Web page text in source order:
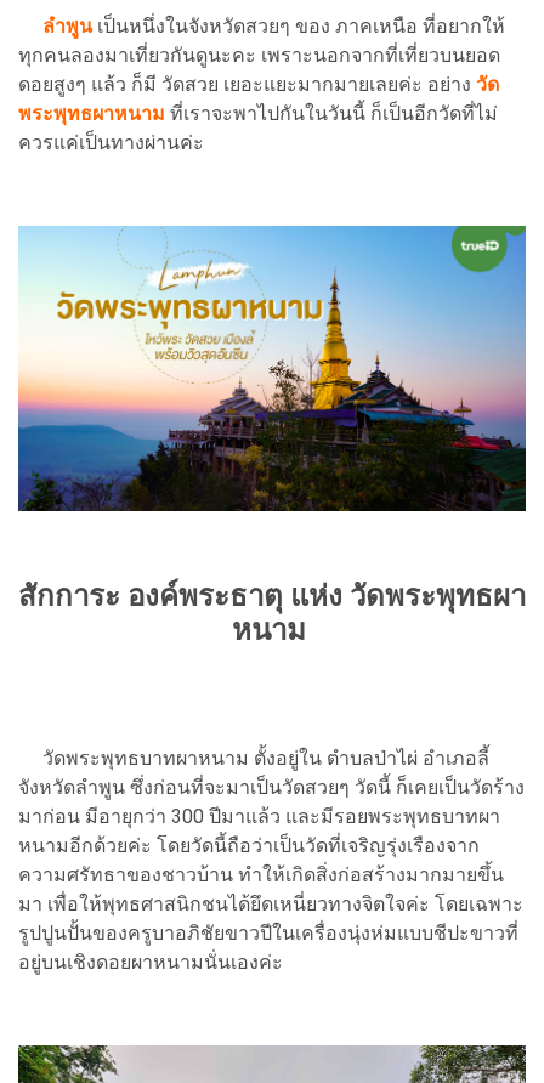
ลำพูนเป็นหนึ่งในจังหวัดสวยๆ ของ ภาคเหนือ ที่อยากให้
ทุกคนลองมาเที่ยวกันดูนะคะ เพราะนอกจากที่เที่ยวบนยอด
ดอยสูงๆ แล้ว ก็มี วัดสวย เยอะแยะมากมายเลยค่ะ อย่าง วัด
พระพุทธผาหนาม ที่เราจะพาไปกันในวันนี้ ก็เป็นอีกวัดที่ไม่
ควรแค่เป็นทางผ่านค่ะ
สักการะ องค์พระธาตุ แห่ง วัดพระพุทธผา
หนาม
วัดพระพุทธบาทผาหนาม ตั้งอยู่ใน ตำบลป่าไผ่ อำเภอลี้
จังหวัดลำพูน ซึ่งก่อนที่จะมาเป็นวัดสวยๆ วัดนี้ ก็เคยเป็นวัดร้าง
มาก่อน มีอายุกว่า 300 ปีมาแล้ว และมีรอยพระพุทธบาทผา
หนามอีกด้วยค่ะ โดยวัดนี้ถือว่าเป็นวัดที่เจริญรุ่งเรืองจาก
ความศรัทธาของชาวบ้าน ทำให้เกิดสิ่งก่อสร้างมากมายขึ้น
มา เพื่อให้พุทธศาสนิกชนได้ยึดเหนี่ยวทางจิตใจค่ะ โดยเฉพาะ
รูปปูนปั้นของครูบาอภิชัยขาวปีในเครื่องนุ่งห่มแบบชีปะขาวที่
อยู่บนเชิงดอยผาหนามนั่นเองค่ะ